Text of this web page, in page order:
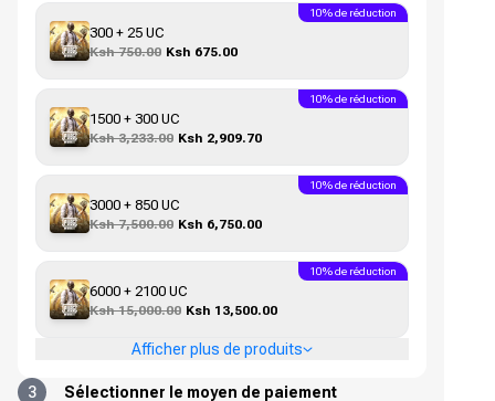
300 + 25 UC
Ksh 750.00 Ksh 675.00
10% de réduction
1500 + 300 UC
Ksh 3,233.00 Ksh 2,909.70
10% de réduction
3000 + 850 UC
Ksh 7,500.00 Ksh 6,750.00
10% de réduction
6000 + 2100 UC
Ksh 15,000.00 Ksh 13,500.00
10% de réduction
Afficher plus de produits
3 Sélectionner le moyen de paiement